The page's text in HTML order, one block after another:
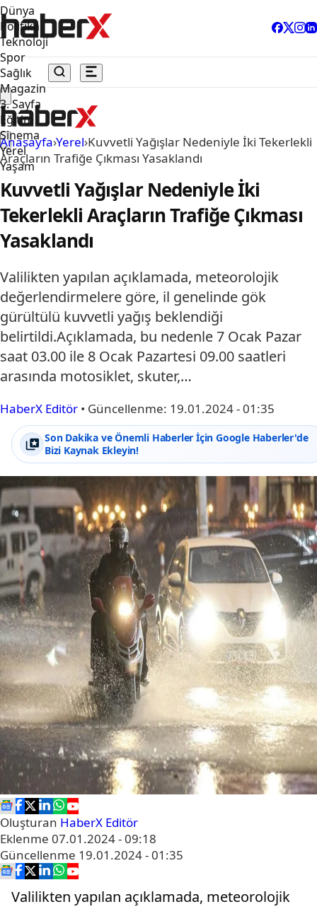
Dünya
Politika
Teknoloji
Spor
Sağlık
Magazin
3. Sayfa
Eğitim
Sinema
Yerel
Yaşam
Anasayfa›Yerel›Kuvvetli Yağışlar Nedeniyle İki Tekerlekli
Araçların Trafiğe Çıkması Yasaklandı
Kuvvetli Yağışlar Nedeniyle İki
Tekerlekli Araçların Trafiğe Çıkması
Yasaklandı
Valilikten yapılan açıklamada, meteorolojik
değerlendirmelere göre, il genelinde gök
gürültülü kuvvetli yağış beklendiği
belirtildi.Açıklamada, bu nedenle 7 Ocak Pazar
saat 03.00 ile 8 Ocak Pazartesi 09.00 saatleri
arasında motosiklet, skuter,…
HaberX Editör • Güncellenme: 19.01.2024 - 01:35
Son Dakika ve Önemli Haberler İçin Google Haberler'de
Bizi Kaynak Ekleyin!
Oluşturan HaberX Editör
Eklenme 07.01.2024 - 09:18
Güncellenme 19.01.2024 - 01:35
Valilikten yapılan açıklamada, meteorolojik